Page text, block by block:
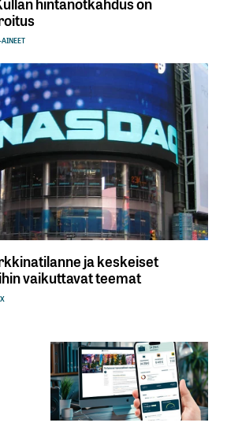
ja keskeiset
vaikuttavat teemat